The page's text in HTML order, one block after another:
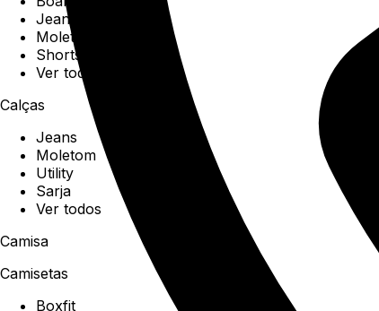
Jeans
Moletom
Shorts
Ver todos
Calças
Jeans
Moletom
Utility
Sarja
Ver todos
Camisa
Camisetas
Boxfit